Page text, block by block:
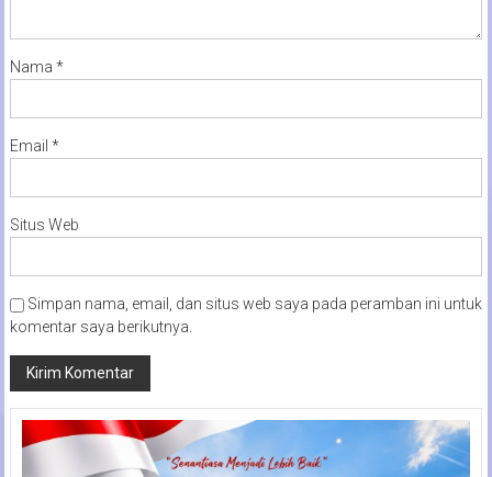
Nama *
Email *
Situs Web
Simpan nama, email, dan situs web saya pada peramban ini untuk
komentar saya berikutnya.